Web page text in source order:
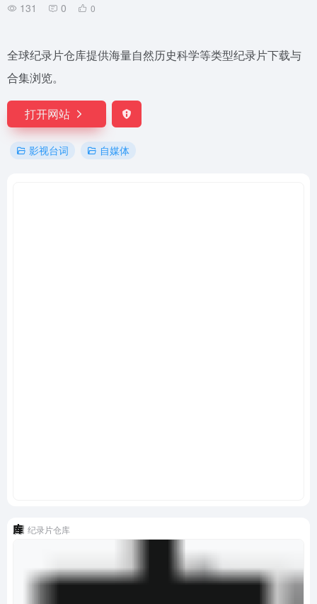
131 0 0
全球纪录片仓库提供海量自然历史科学等类型纪录片下载与
合集浏览。
打开网站
影视台词 自媒体
纪录片仓库